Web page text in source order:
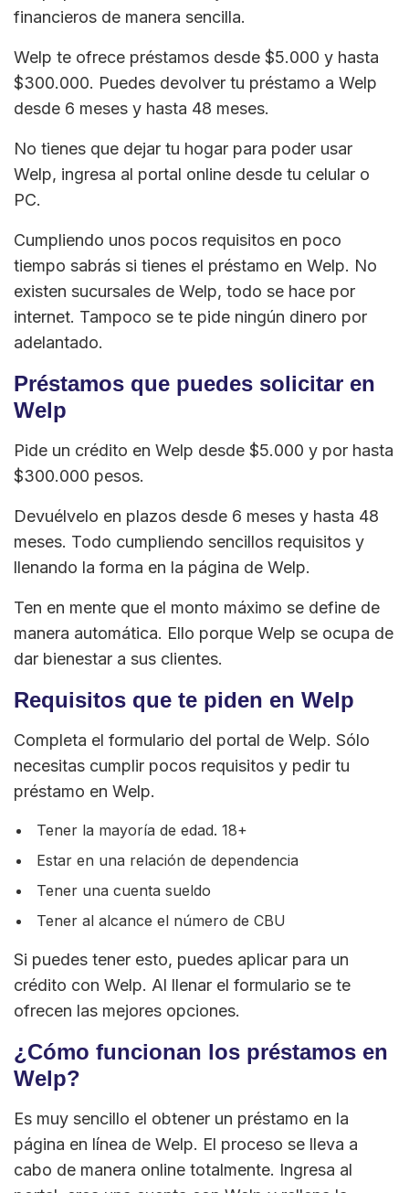
financieros de manera sencilla.
Welp te ofrece préstamos desde $5.000 y hasta
$300.000. Puedes devolver tu préstamo a Welp
desde 6 meses y hasta 48 meses.
No tienes que dejar tu hogar para poder usar
Welp, ingresa al portal online desde tu celular o
PC.
Cumpliendo unos pocos requisitos en poco
tiempo sabrás si tienes el préstamo en Welp. No
existen sucursales de Welp, todo se hace por
internet. Tampoco se te pide ningún dinero por
adelantado.
Préstamos que puedes solicitar en
Welp
Pide un crédito en Welp desde $5.000 y por hasta
$300.000 pesos.
Devuélvelo en plazos desde 6 meses y hasta 48
meses. Todo cumpliendo sencillos requisitos y
llenando la forma en la página de Welp.
Ten en mente que el monto máximo se define de
manera automática. Ello porque Welp se ocupa de
dar bienestar a sus clientes.
Requisitos que te piden en Welp
Completa el formulario del portal de Welp. Sólo
necesitas cumplir pocos requisitos y pedir tu
préstamo en Welp.
Tener la mayoría de edad. 18+
Estar en una relación de dependencia
Tener una cuenta sueldo
Tener al alcance el número de CBU
Si puedes tener esto, puedes aplicar para un
crédito con Welp. Al llenar el formulario se te
ofrecen las mejores opciones.
¿Cómo funcionan los préstamos en
Welp?
Es muy sencillo el obtener un préstamo en la
página en línea de Welp. El proceso se lleva a
cabo de manera online totalmente. Ingresa al